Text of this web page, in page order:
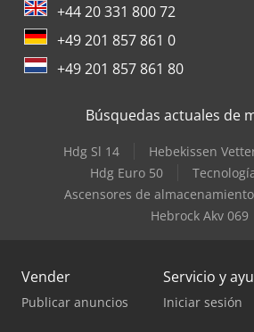
+44 20 331 800 72
+49 201 857 861 0
+49 201 857 861 80
Búsquedas actuales de
Hdg Sl 14 Hebekissen
Hdg Euro 50
Ascensores de
Hebrock Akv 069
Vender
Publicar anuncios
Servicio y
Iniciar sesión